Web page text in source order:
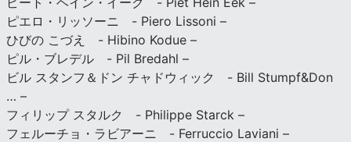
ピエロ・リッソーニ - Piero Lissoni –
ひびの こづえ - Hibino Kodue –
ピル・ブレデル - Pil Bredahl –
ビル スタンフ＆ドン チャドウィック - Bill Stumpf&Don
… –
フィリップ スタルク - Philippe Starck –
フェルーチョ・ラビアーニ - Ferruccio Laviani –